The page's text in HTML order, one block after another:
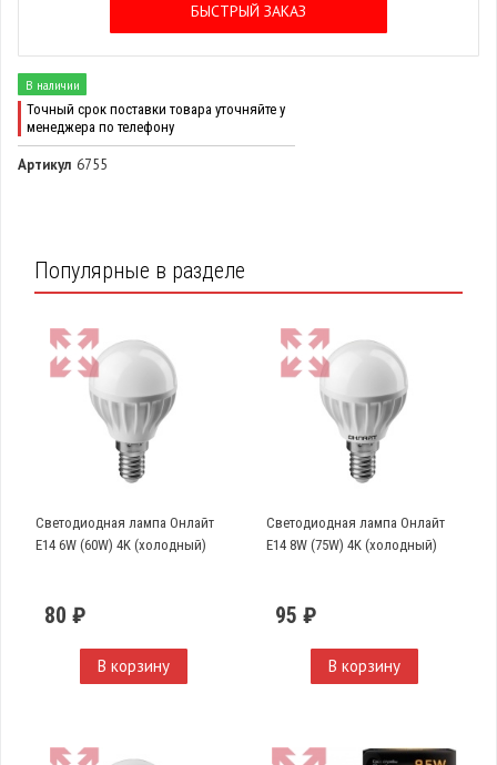
БЫСТРЫЙ ЗАКАЗ
В наличии
Точный срок поставки товара уточняйте у
менеджера по телефону
Артикул 6755
Популярные в разделе
Светодиодная лампа Онлайт
E14 6W (60W) 4K (холодный)
80 ₽
В корзину
Светодиодная лампа Онлайт
E14 8W (75W) 4K (холодный)
95 ₽
В корзину